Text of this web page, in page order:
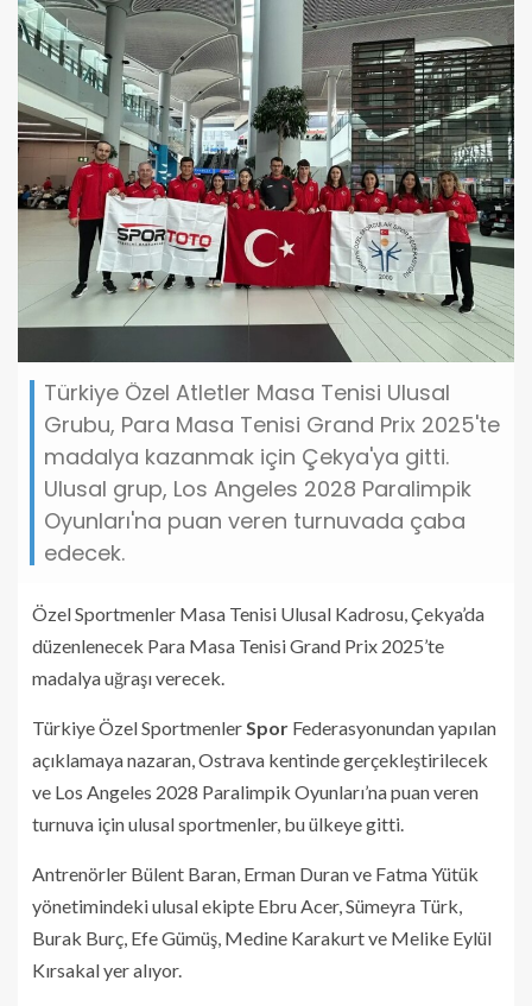
Türkiye Özel Atletler Masa Tenisi Ulusal
Grubu, Para Masa Tenisi Grand Prix 2025'te
madalya kazanmak için Çekya'ya gitti.
Ulusal grup, Los Angeles 2028 Paralimpik
Oyunları'na puan veren turnuvada çaba
edecek.
Özel Sportmenler Masa Tenisi Ulusal Kadrosu, Çekya’da
düzenlenecek Para Masa Tenisi Grand Prix 2025’te
madalya uğraşı verecek.
Türkiye Özel Sportmenler Spor Federasyonundan yapılan
açıklamaya nazaran, Ostrava kentinde gerçekleştirilecek
ve Los Angeles 2028 Paralimpik Oyunları’na puan veren
turnuva için ulusal sportmenler, bu ülkeye gitti.
Antrenörler Bülent Baran, Erman Duran ve Fatma Yütük
yönetimindeki ulusal ekipte Ebru Acer, Sümeyra Türk,
Burak Burç, Efe Gümüş, Medine Karakurt ve Melike Eylül
Kırsakal yer alıyor.